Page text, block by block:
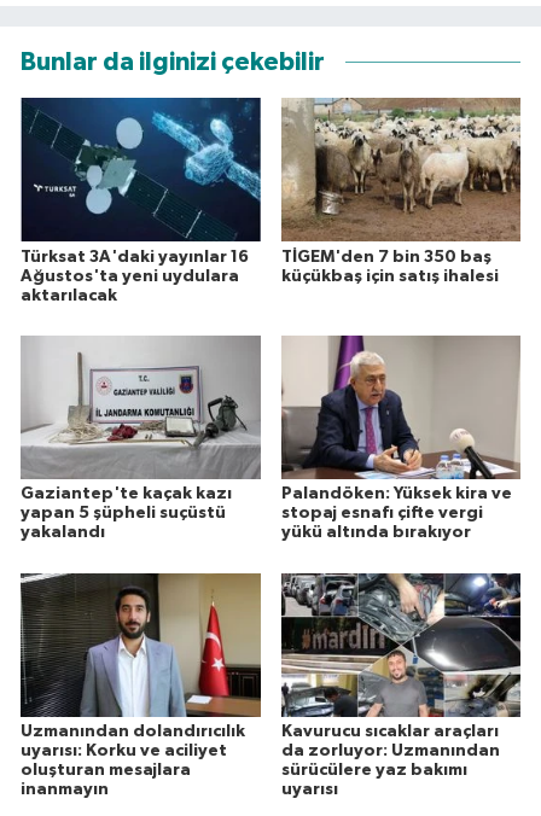
Bunlar da ilginizi çekebilir
Türksat 3A'daki yayınlar 16
Ağustos'ta yeni uydulara
aktarılacak
TİGEM'den 7 bin 350 baş
küçükbaş için satış ihalesi
Gaziantep'te kaçak kazı
yapan 5 şüpheli suçüstü
yakalandı
Palandöken: Yüksek kira ve
stopaj esnafı çifte vergi
yükü altında bırakıyor
Uzmanından dolandırıcılık
uyarısı: Korku ve aciliyet
oluşturan mesajlara
inanmayın
Kavurucu sıcaklar araçları
da zorluyor: Uzmanından
sürücülere yaz bakımı
uyarısı